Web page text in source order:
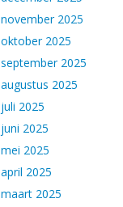
november 2025
oktober 2025
september 2025
augustus 2025
juli 2025
juni 2025
mei 2025
april 2025
maart 2025